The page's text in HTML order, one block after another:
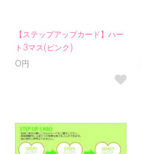
【ステップアップカード】ハー
ト3マス(ピンク)
0円